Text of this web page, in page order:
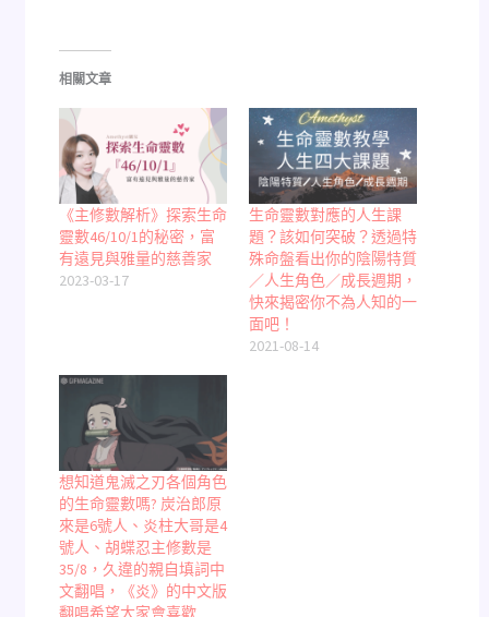
相關文章
《主修數解析》探索生命
靈數46/10/1的秘密，富
有遠見與雅量的慈善家
2023-03-17
生命靈數對應的人生課
題？該如何突破？透過特
殊命盤看出你的陰陽特質
／人生角色／成長週期，
快來揭密你不為人知的一
面吧！
2021-08-14
想知道鬼滅之刃各個角色
的生命靈數嗎? 炭治郎原
來是6號人、炎柱大哥是4
號人、胡蝶忍主修數是
35/8，久違的親自填詞中
文翻唱，《炎》的中文版
翻唱希望大家會喜歡